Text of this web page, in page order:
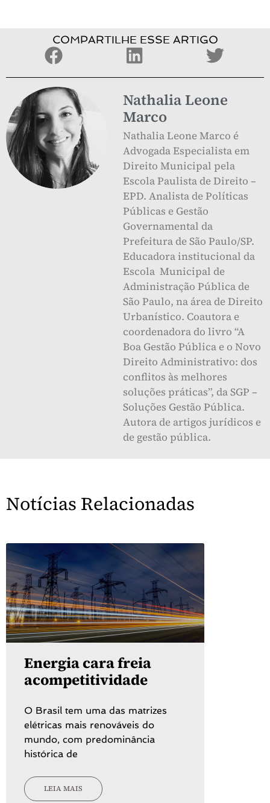
COMPARTILHE ESSE ARTIGO
Nathalia Leone
Marco
Nathalia Leone Marco é
Advogada Especialista em
Direito Municipal pela
Escola Paulista de Direito –
EPD. Analista de Políticas
Públicas e Gestão
Governamental da
Prefeitura de São Paulo/SP.
Educadora institucional da
Escola Municipal de
Administração Pública de
São Paulo, na área de Direito
Urbanístico. Coautora e
coordenadora do livro “A
Boa Gestão Pública e o Novo
Direito Administrativo: dos
conflitos às melhores
soluções práticas”, da SGP –
Soluções Gestão Pública.
Autora de artigos jurídicos e
de gestão pública.
Notícias Relacionadas
Energia cara freia
acompetitividade
O Brasil tem uma das matrizes
elétricas mais renováveis do
mundo, com predominância
histórica de
LEIA MAIS